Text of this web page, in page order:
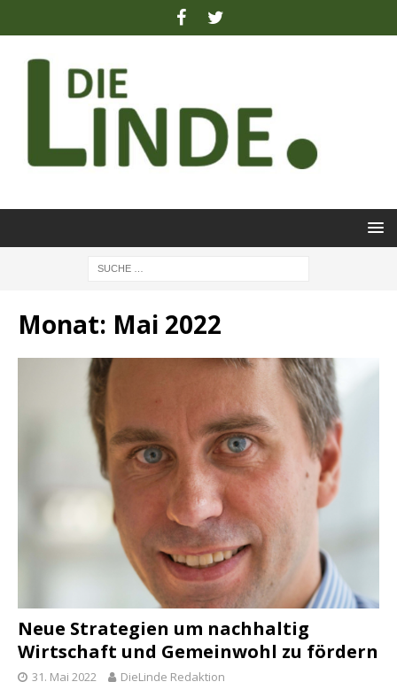
Monat: Mai 2022
Neue Strategien um nachhaltig
Wirtschaft und Gemeinwohl zu fördern
31. Mai 2022 DieLinde Redaktion